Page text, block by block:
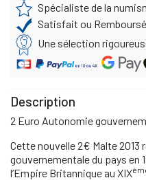
Spécialiste de la
Satisfait ou Remboursé
Une sélection
Description
2 Euro Autonomie
Cette nouvelle 2€ Malte 2013
gouvernementale du pays en
l’Empire Britannique au XIX